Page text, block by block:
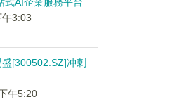
3:03
盛[300502.SZ]冲刺
午5:20